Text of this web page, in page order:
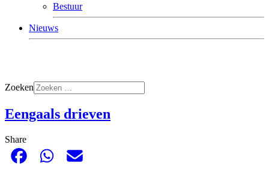
Bestuur
Nieuws
Zoeken
Eengaals drieven
Share